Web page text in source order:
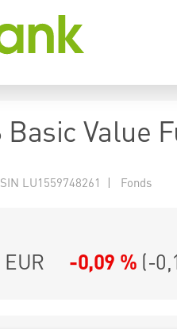
Basic Value
LU1559748261 | Fonds
-0,09 % (-